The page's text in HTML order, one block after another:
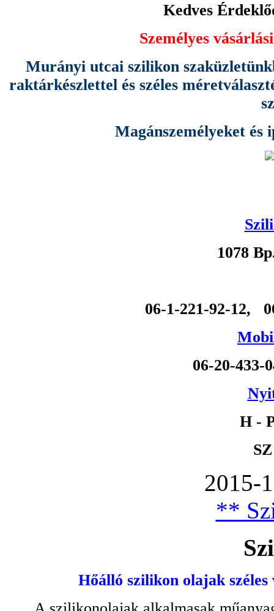
Kedves
Személyes
Murányi utcai szilikon
raktárkészlettel és széles
Magánszemélyeket és
1078
06-1-221-92-12,
06-20-
H -
2015-
**
Hőálló szilikon olajak